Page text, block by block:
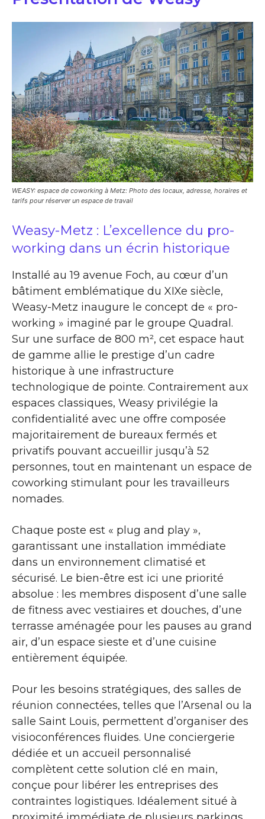
WEASY: espace de coworking à Metz: Photo des locaux, adresse, horaires et
tarifs pour réserver un espace de travail
Weasy-Metz : L’excellence du pro-
working dans un écrin historique
Installé au 19 avenue Foch, au cœur d’un
bâtiment emblématique du XIXe siècle,
Weasy-Metz inaugure le concept de « pro-
working » imaginé par le groupe Quadral.
Sur une surface de 800 m², cet espace haut
de gamme allie le prestige d’un cadre
historique à une infrastructure
technologique de pointe. Contrairement aux
espaces classiques, Weasy privilégie la
confidentialité avec une offre composée
majoritairement de bureaux fermés et
privatifs pouvant accueillir jusqu’à 52
personnes, tout en maintenant un espace de
coworking stimulant pour les travailleurs
nomades.
Chaque poste est « plug and play »,
garantissant une installation immédiate
dans un environnement climatisé et
sécurisé. Le bien-être est ici une priorité
absolue : les membres disposent d’une salle
de fitness avec vestiaires et douches, d’une
terrasse aménagée pour les pauses au grand
air, d’un espace sieste et d’une cuisine
entièrement équipée.
Pour les besoins stratégiques, des salles de
réunion connectées, telles que l’Arsenal ou la
salle Saint Louis, permettent d’organiser des
visioconférences fluides. Une conciergerie
dédiée et un accueil personnalisé
complètent cette solution clé en main,
conçue pour libérer les entreprises des
contraintes logistiques. Idéalement situé à